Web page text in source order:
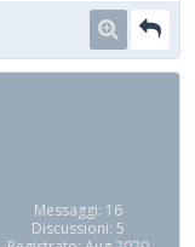
Messaggi: 16
Discussioni: 5